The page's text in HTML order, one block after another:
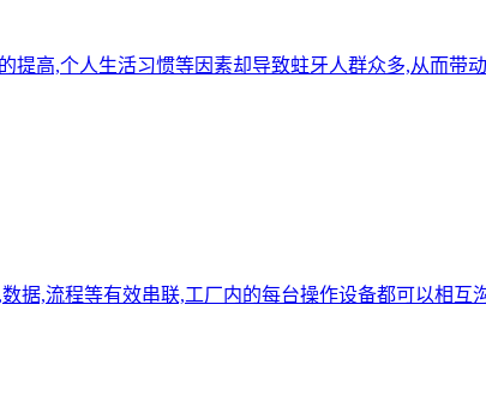
高,个人生活习惯等因素却导致蛀牙人群众多,从而带
据,流程等有效串联,工厂内的每台操作设备都可以相互